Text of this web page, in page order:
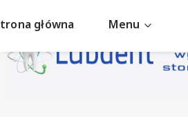
główna Menu